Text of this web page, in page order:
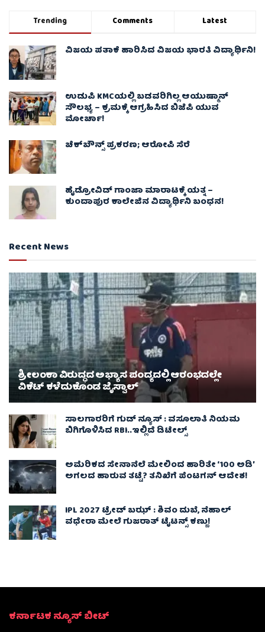
Trending Comments Latest
ವಿಜಯ ಪತಾಕೆ ಹಾರಿಸಿದ ವಿಜಯ ಭಾರತಿ ವಿದ್ಯಾರ್ಥಿನಿ!
ಉಡುಪಿ KMCಯಲ್ಲಿ ಬಡವರಿಗಿಲ್ಲ ಆಯುಷ್ಮಾನ್
ಸೌಲಭ್ಯ – ಕ್ರಮಕ್ಕೆ ಆಗ್ರಹಿಸಿದ ಬಿಜೆಪಿ ಯುವ
ಮೋರ್ಚಾ!
ಚೆಕ್​ಬೌನ್ಸ್​ ಪ್ರಕರಣ; ಆರೋಪಿ ಸೆರೆ
ಹೈಡ್ರೋವಿಡ್ ಗಾಂಜಾ ಮಾರಾಟಕ್ಕೆ ಯತ್ನ –
ಕುಂದಾಪುರ ಕಾಲೇಜಿನ ವಿದ್ಯಾರ್ಥಿನಿ ಬಂಧನ!
Recent News
ಶ್ರೀಲಂಕಾ ವಿರುದ್ಧದ ಅಭ್ಯಾಸ ಪಂದ್ಯದಲ್ಲಿ ಆರಂಭದಲ್ಲೇ
ವಿಕೆಟ್ ಕಳೆದುಕೊಂಡ ಜೈಸ್ವಾಲ್
ಸಾಲಗಾರರಿಗೆ ಗುಡ್ ನ್ಯೂಸ್ : ವಸೂಲಾತಿ ನಿಯಮ
ಬಿಗಿಗೊಳಿಸಿದ RBI..ಇಲ್ಲಿದೆ ಡಿಟೇಲ್ಸ್
ಅಮೆರಿಕದ ಸೇನಾನೆಲೆ ಮೇಲಿಂದ ಹಾರಿತೇ ‘100 ಅಡಿ’
ಅಗಲದ ಹಾರುವ ತಟ್ಟೆ? ತನಿಖೆಗೆ ಪೆಂಟಗನ್ ಆದೇಶ!
IPL 2027 ಟ್ರೇಡ್‌ ಬಝ್ : ಶಿವಂ ದುಬೆ, ನೆಹಾಲ್
ವಧೇರಾ ಮೇಲೆ ಗುಜರಾತ್ ಟೈಟನ್ಸ್ ಕಣ್ಣು!
ಕರ್ನಾಟಕ ನ್ಯೂಸ್ ಬೀಟ್